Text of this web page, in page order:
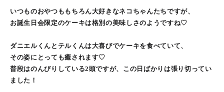
いつものおやつももちろん大好きなネコちゃんたちですが、
お誕生日会限定のケーキは格別の美味しさのようですね♡
ダニエルくんとテルくんは大喜びでケーキを食べていて、
その姿にとっても癒されます♡
普段はのんびりしている2頭ですが、この日ばかりは張り切ってい
ました！